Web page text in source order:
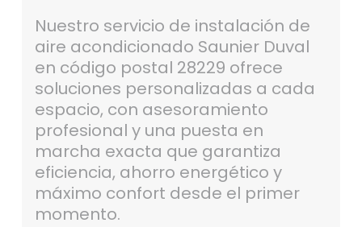
Nuestro servicio de instalación de
aire acondicionado Saunier Duval
en código postal 28229 ofrece
soluciones personalizadas a cada
espacio, con asesoramiento
profesional y una puesta en
marcha exacta que garantiza
eficiencia, ahorro energético y
máximo confort desde el primer
momento.